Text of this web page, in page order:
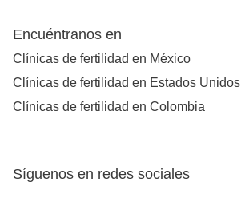
Encuéntranos en
Clínicas de fertilidad en México
Clínicas de fertilidad en Estados Unidos
Clínicas de fertilidad en Colombia
Síguenos en redes sociales